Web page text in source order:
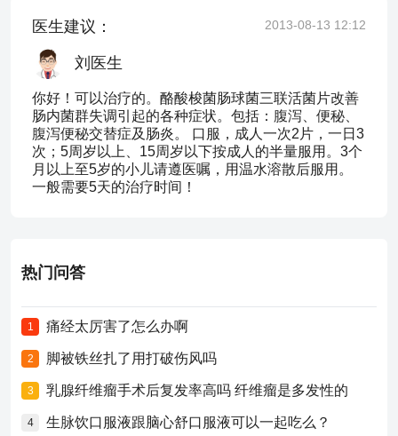
医生建议： 2013-08-13 12:12
刘医生
你好！可以治疗的。酪酸梭菌肠球菌三联活菌片改善
肠内菌群失调引起的各种症状。包括：腹泻、便秘、
腹泻便秘交替症及肠炎。 口服，成人一次2片，一日3
次；5周岁以上、15周岁以下按成人的半量服用。3个
月以上至5岁的小儿请遵医嘱，用温水溶散后服用。
一般需要5天的治疗时间！
热门问答
1 痛经太厉害了怎么办啊
2 脚被铁丝扎了用打破伤风吗
3 乳腺纤维瘤手术后复发率高吗 纤维瘤是多发性的
4 生脉饮口服液跟脑心舒口服液可以一起吃么？